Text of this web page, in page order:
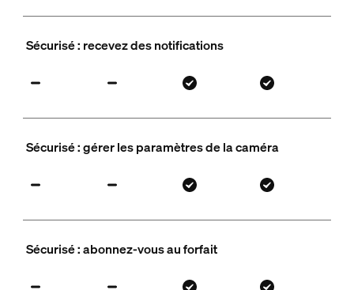
Sécurisé : recevez des notifications
Sécurisé : gérer les paramètres de la caméra
Sécurisé : abonnez-vous au forfait